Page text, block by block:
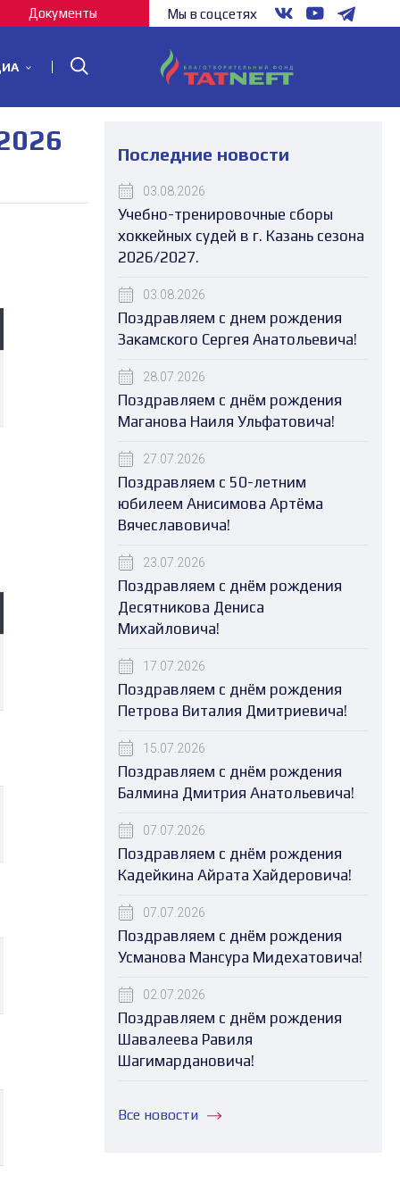
Документы Мы в соцсетях
Последние новости
03.08.2026
Учебно-тренировочные сборы
хоккейных судей в г. Казань сезона
2026/2027.
03.08.2026
Поздравляем с днем рождения
Закамского Сергея Анатольевича!
28.07.2026
Поздравляем с днём рождения
Маганова Наиля Ульфатовича!
27.07.2026
Поздравляем с 50-летним
юбилеем Анисимова Артёма
Вячеславовича!
23.07.2026
Поздравляем с днём рождения
Десятникова Дениса
Михайловича!
17.07.2026
Поздравляем с днём рождения
Петрова Виталия Дмитриевича!
15.07.2026
Поздравляем с днём рождения
Балмина Дмитрия Анатольевича!
07.07.2026
Поздравляем с днём рождения
Кадейкина Айрата Хайдеровича!
07.07.2026
Поздравляем с днём рождения
Усманова Мансура Мидехатовича!
02.07.2026
Поздравляем с днём рождения
Шавалеева Равиля
Шагимардановича!
Все новости